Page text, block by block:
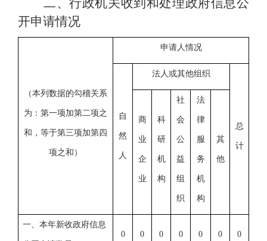
二、行政机关收到和处理政府信息公
开申请情况
（本列数据的勾稽关系
为：第一项加第二项之
和，等于第三项加第四
项之和）
申请人情况
自
然
人
法人或其他组织
总
计
商
业
企
业
科
研
机
构
社
会
公
益
组
织
法
律
服
务
机
构
其
他
一、本年新收政府信息
0 0 0 0 0 0 0